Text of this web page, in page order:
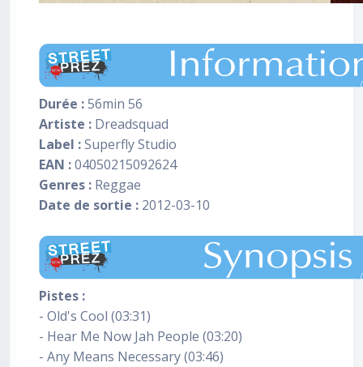
Durée :56min 56
Artiste : Dreadsquad
Label :Superfly Studio
EAN :04050215092624
Genres : Reggae
Date de sortie : 2012-03-10
Pistes :
- Old's Cool (03:31)
- Hear Me Now Jah People (03:20)
- Any Means Necessary (03:46)